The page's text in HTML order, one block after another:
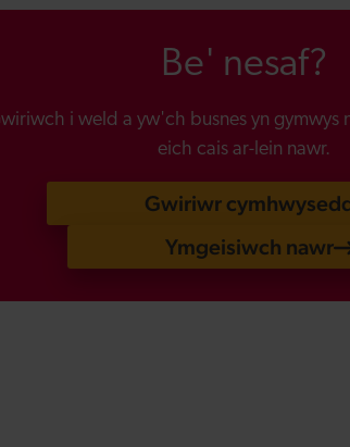
Be' nesaf?
i weld a yw'ch busnes yn gymwys
eich cais ar-lein nawr.
Gwiriwr
Ymgeisiwch nawr